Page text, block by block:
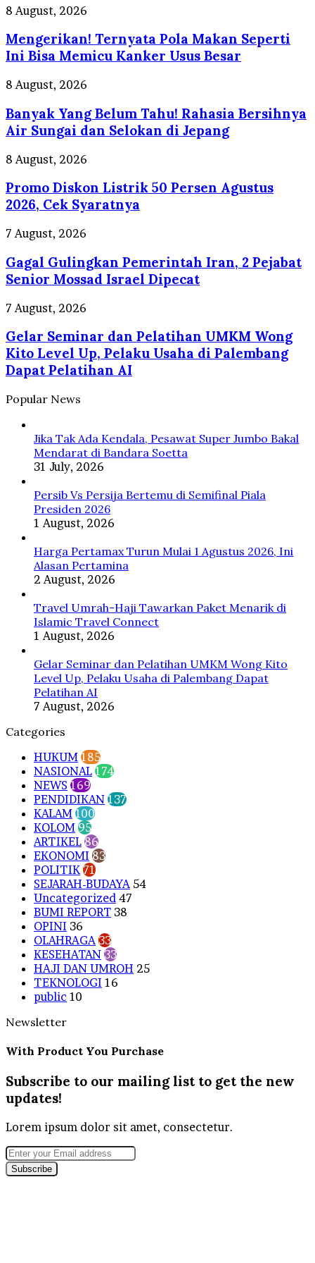
Mengerikan!
Pola
Makan
Seperti
Ini
Memicu
Kanker
Usus
8 August, 2026
Mengerikan! Ternyata Pola Makan Seperti
Ini Bisa Memicu Kanker Usus Besar
Banyak
Belum
Tahu!
Rahasia
Bersihnya
Sungai
dan
Selokan
Jepang
8 August, 2026
Banyak Yang Belum Tahu! Rahasia Bersihnya
Air Sungai dan Selokan di Jepang
Promo
Listrik
50
Persen
Agustus
2026,
Cek
Syaratnya
8 August, 2026
Promo Diskon Listrik 50 Persen Agustus
2026, Cek Syaratnya
Gagal
Pemerintah
Iran,
2
Pejabat
Senior
Mossad
Israel
Dipecat
7 August, 2026
Gagal Gulingkan Pemerintah Iran, 2 Pejabat
Senior Mossad Israel Dipecat
Gelar
dan
Pelatihan
UMKM
Wong
Level
Pelaku
Usaha
Dapat
Pelatihan
7 August, 2026
Gelar Seminar dan Pelatihan UMKM Wong
Kito Level Up, Pelaku Usaha di Palembang
Dapat Pelatihan AI
Popular News
Jika Tak Ada Kendala, Pesawat Super Jumbo Bakal
Mendarat di Bandara Soetta
31 July, 2026
Persib Vs Persija Bertemu di Semifinal Piala
Presiden 2026
1 August, 2026
Harga Pertamax Turun Mulai 1 Agustus 2026, Ini
Alasan Pertamina
2 August, 2026
Travel Umrah-Haji Tawarkan Paket Menarik di
Islamic Travel Connect
1 August, 2026
Gelar Seminar dan Pelatihan UMKM Wong Kito
Level Up, Pelaku Usaha di Palembang Dapat
Pelatihan AI
7 August, 2026
Categories
HUKUM 185
NASIONAL 174
NEWS 169
PENDIDIKAN 137
KALAM 100
KOLOM 95
ARTIKEL 86
EKONOMI 83
POLITIK 71
SEJARAH-BUDAYA 54
Uncategorized 47
BUMI REPORT 38
OPINI 36
OLAHRAGA 33
KESEHATAN 33
HAJI DAN UMROH 25
TEKNOLOGI 16
public 10
Newsletter
With Product You Purchase
Subscribe to our mailing list to get the new
updates!
Lorem ipsum dolor sit amet, consectetur.
Enter
your
Email